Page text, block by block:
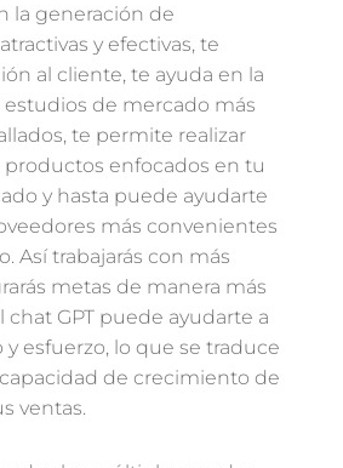
la generación de
y efectivas, te
al cliente, te ayuda en la
de mercado más
te permite realizar
enfocados en tu
y hasta puede ayudarte
más convenientes
Así trabajarás con más
metas de manera más
chat GPT puede ayudarte a
esfuerzo, lo que se traduce
de crecimiento de
ventas.